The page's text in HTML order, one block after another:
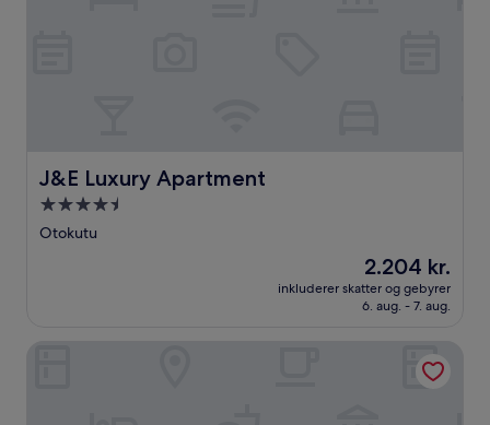
J&E Luxury Apartment
J&E Luxury Apartment
4.5-
stjernet
Otokutu
Prisen
er
2.204 kr.
2.204 kr.
inkluderer skatter og gebyrer
6. aug. - 7. aug.